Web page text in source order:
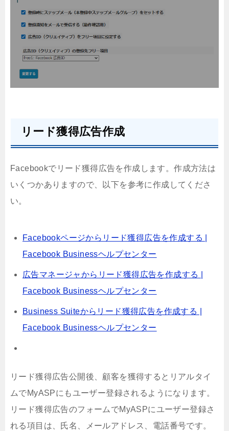
リード獲得広告作成
Facebookでリード獲得広告を作成します。作成方法は
いくつかありますので、以下を参考に作成してくださ
い。
Facebookページからリード獲得広告を作成する |
Facebook Businessヘルプセンター
広告マネージャからリード獲得広告を作成する |
Facebook Businessヘルプセンター
Business Suiteからリード獲得広告を作成する |
Facebook Businessヘルプセンター
リード獲得広告公開後、顧客を獲得するとリアルタイ
ムでMyASPにもユーザー登録されるようになります。
リード獲得広告のフォームでMyASPにユーザー登録さ
れる項目は、氏名、メールアドレス、電話番号です。